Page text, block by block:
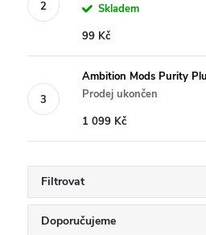
Skladem
99 Kč
Ambition Mods Purity
Prodej ukončen
1 099 Kč
Filtrovat
Ř
Doporučujeme